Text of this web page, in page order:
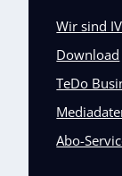
Wir sind
Download
TeDo
Abo-